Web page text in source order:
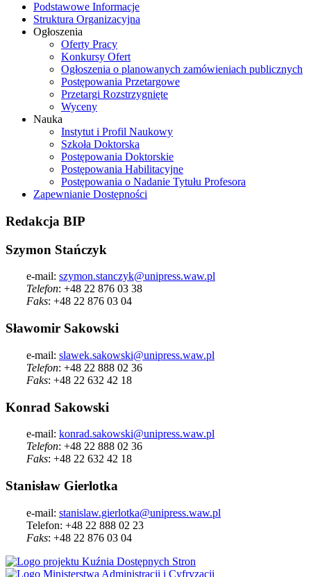
Podstawowe Informacje
Struktura Organizacyjna
Ogłoszenia
Oferty Pracy
Konkursy Ofert
Ogłoszenia o planowanych zamówieniach publicznych
Postępowania Przetargowe
Przetargi Rozstrzygnięte
Wyceny
Nauka
Instytut i Profil Naukowy
Szkoła Doktorska
Postępowania Doktorskie
Postępowania Habilitacyjne
Postępowania o Nadanie Tytułu Profesora
Zapewnianie Dostępności
Redakcja BIP
Szymon Stańczyk
e-mail: szymon.stanczyk@unipress.waw.pl
Telefon: +48 22 876 03 38
Faks: +48 22 876 03 04
Sławomir Sakowski
e-mail: slawek.sakowski@unipress.waw.pl
Telefon: +48 22 888 02 36
Faks: +48 22 632 42 18
Konrad Sakowski
e-mail: konrad.sakowski@unipress.waw.pl
Telefon: +48 22 888 02 36
Faks: +48 22 632 42 18
Stanisław Gierlotka
e-mail: stanislaw.gierlotka@unipress.waw.pl
Telefon: +48 22 888 02 23
Faks: +48 22 876 03 04